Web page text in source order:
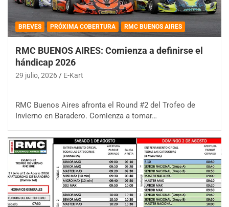
BREVES PRÓXIMA COBERTURA RMC BUENOS AIRES
RMC BUENOS AIRES: Comienza a definirse el
hándicap 2026
29 julio, 2026 E-Kart
RMC Buenos Aires afronta el Round #2 del Trofeo de
Invierno en Baradero. Comienza a tomar…